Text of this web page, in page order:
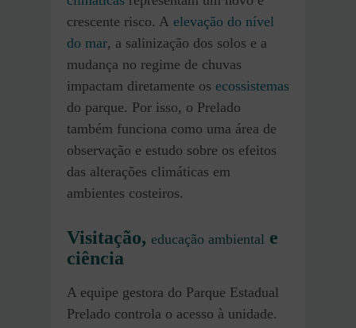
crescente risco. A elevação do nível
do mar, a salinização dos solos e a
mudança no regime de chuvas
impactam diretamente os ecossistemas
do parque. Por isso, o Prelado
também funciona como uma área de
observação e estudo sobre os efeitos
das alterações climáticas em
ambientes costeiros.
Visitação, educação ambiental e
ciência
A equipe gestora do Parque Estadual
Prelado controla o acesso à unidade.